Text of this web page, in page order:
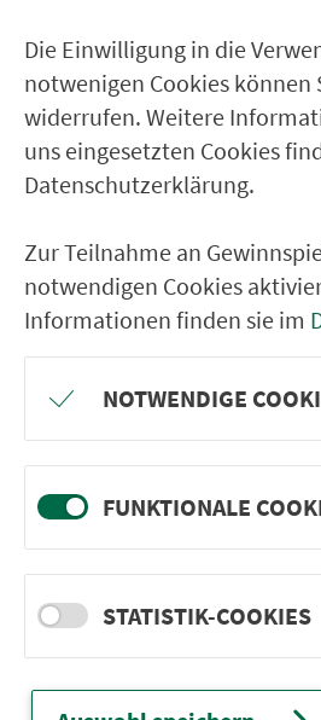
Einkehr­möglichkeiten.
gehört er zu den kleinen,
feineren Naturparken.
Naturpark Steigerwald
Die Einwilligung in die
notwenigen Cookies können
widerrufen. Weitere
uns eingesetzten Cookies
Datenschutzerklärung.
Zur Teilnahme an
notwendigen Cookies
Informationen finden sie im
NOTWENDIGE
FUNKTIONALE
STATISTIK-COOKIES